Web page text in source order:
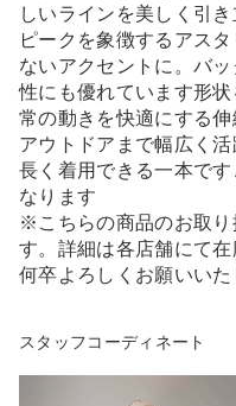
しいラインを美しく引
ピークを象徴するアス
ないアクセントに。バ
性にも優れています形
常の動きを快適にする
アウトドアまで幅広く
長く着用できる一本で
なります
※こちらの商品のお取り
す。詳細は各店舗にて在
何卒よろしくお願いいた
スタッフコーディネート